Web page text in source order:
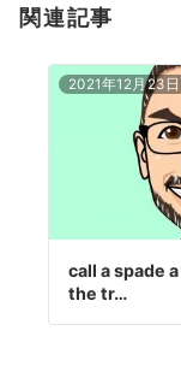
関連記事
2021年12月23日
call a spade
the tr…